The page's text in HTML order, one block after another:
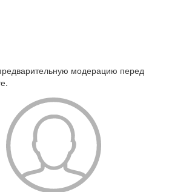
модерацию перед